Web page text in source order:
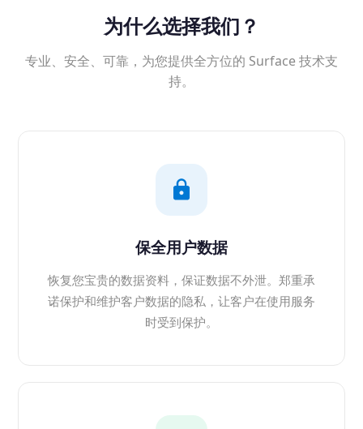
为什么选择我们？
专业、安全、可靠，为您提供全方位的 Surface 技术支
持。
保全用户数据
恢复您宝贵的数据资料，保证数据不外泄。郑重承
诺保护和维护客户数据的隐私，让客户在使用服务
时受到保护。